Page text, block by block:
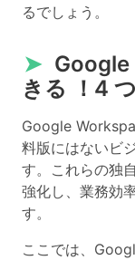
るでしょう。
➤
きる ！4
Google
料版にはないビ
す。これらの独
強化し、業務効
す。
ここでは、